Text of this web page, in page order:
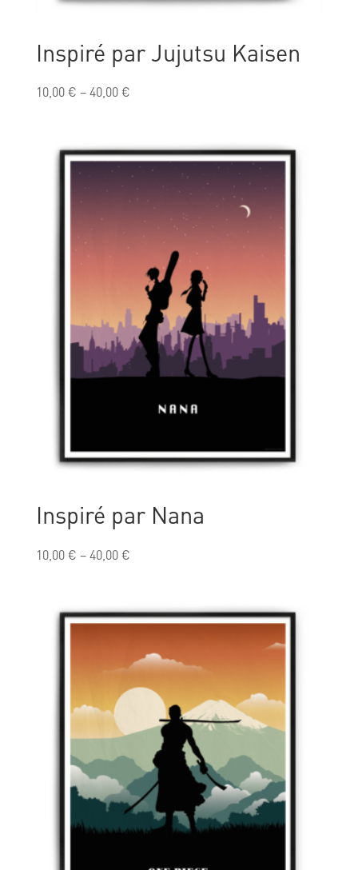
Inspiré par Jujutsu Kaisen
10,00€ –40,00€
Inspiré par Nana
10,00€ –40,00€